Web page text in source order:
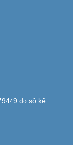
do sở kế